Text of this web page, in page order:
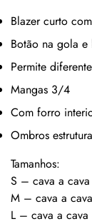
Blazer curto
Botão na gola e
Permite
Mangas 3/4
Com forro
Ombros
Tamanhos:
S – cava a
M – cava a
L – cava a cava